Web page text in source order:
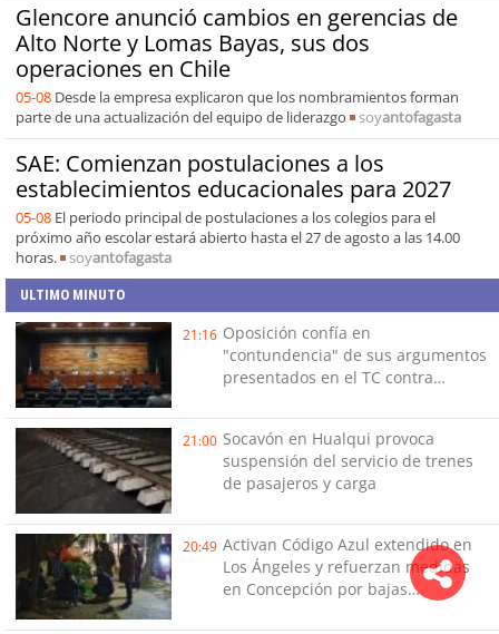
Glencore anunció cambios en gerencias de
Alto Norte y Lomas Bayas, sus dos
operaciones en Chile
05-08 Desde la empresa explicaron que los nombramientos forman
parte de una actualización del equipo de liderazgo
soyantofagasta
SAE: Comienzan postulaciones a los
establecimientos educacionales para 2027
05-08 El periodo principal de postulaciones a los colegios para el
próximo año escolar estará abierto hasta el 27 de agosto a las 14.00
horas.
soyantofagasta
ULTIMO MINUTO
21:16 Oposición confía en
"contundencia" de sus argumentos
presentados en el TC contra
21:00 Socavón en Hualqui provoca
suspensión del servicio de trenes
de pasajeros y carga
20:49 Activan Código Azul extendido en
Los Ángeles y refuerzan medidas
en Concepción por bajas